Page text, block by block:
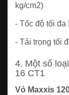
kg/cm2)
- Tốc độ tối đa
- Tải trọng tối
4. Một số
16 CT1
Vỏ Maxxis